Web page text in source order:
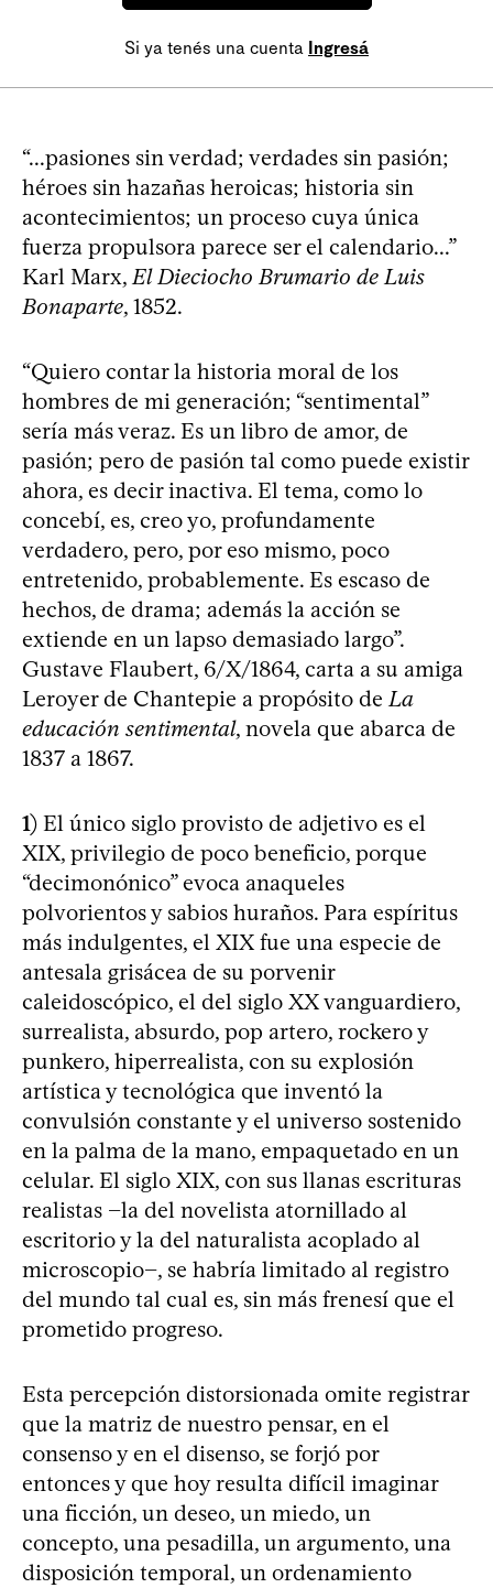
Si ya tenés una cuenta Ingresá
“...pasiones sin verdad; verdades sin pasión;
héroes sin hazañas heroicas; historia sin
acontecimientos; un proceso cuya única
fuerza propulsora parece ser el calendario...”
Karl Marx,El Dieciocho Brumario de Luis
Bonaparte, 1852.
“Quiero contar la historia moral de los
hombres de mi generación; “sentimental”
sería más veraz. Es un libro de amor, de
pasión; pero de pasión tal como puede existir
ahora, es decir inactiva. El tema, como lo
concebí, es, creo yo, profundamente
verdadero, pero, por eso mismo, poco
entretenido, probablemente. Es escaso de
hechos, de drama; además la acción se
extiende en un lapso demasiado largo”.
Gustave Flaubert, 6/X/1864, carta a su amiga
Leroyer de Chantepie a propósito deLa
educación sentimental, novela que abarca de
1837 a 1867.
1) El único siglo provisto de adjetivo es el
XIX, privilegio de poco beneficio, porque
“decimonónico” evoca anaqueles
polvorientos y sabios huraños. Para espíritus
más indulgentes, el XIX fue una especie de
antesala grisácea de su porvenir
caleidoscópico, el del siglo XX vanguardiero,
surrealista, absurdo, pop artero, rockero y
punkero, hiperrealista, con su explosión
artística y tecnológica que inventó la
convulsión constante y el universo sostenido
en la palma de la mano, empaquetado en un
celular. El siglo XIX, con sus llanas escrituras
realistas −la del novelista atornillado al
escritorio y la del naturalista acoplado al
microscopio−, se habría limitado al registro
del mundo tal cual es, sin más frenesí que el
prometido progreso.
Esta percepción distorsionada omite registrar
que la matriz de nuestro pensar, en el
consenso y en el disenso, se forjó por
entonces y que hoy resulta difícil imaginar
una ficción, un deseo, un miedo, un
concepto, una pesadilla, un argumento, una
disposición temporal, un ordenamiento